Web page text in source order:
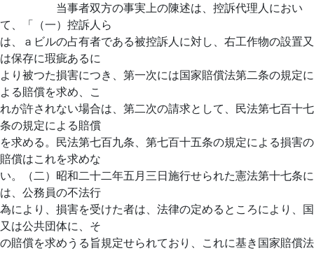
当事者双方の事実上の陳述は、控訴代理人におい
て、「（一）控訴人ら
は、ａビルの占有者である被控訴人に対し、右工作物の設置又
は保存に瑕疵あるに
より被つた損害につき、第一次には国家賠償法第二条の規定に
よる賠償を求め、こ
れが許されない場合は、第二次の請求として、民法第七百十七
条の規定による賠償
を求める。民法第七百九条、第七百十五条の規定による損害の
賠償はこれを求めな
い。（二）昭和二十二年五月三日施行せられた憲法第十七条に
は、公務員の不法行
為により、損害を受けた者は、法律の定めるところにより、国
又は公共団体に、そ
の賠償を求めうる旨規定せられており、これに基き国家賠償法